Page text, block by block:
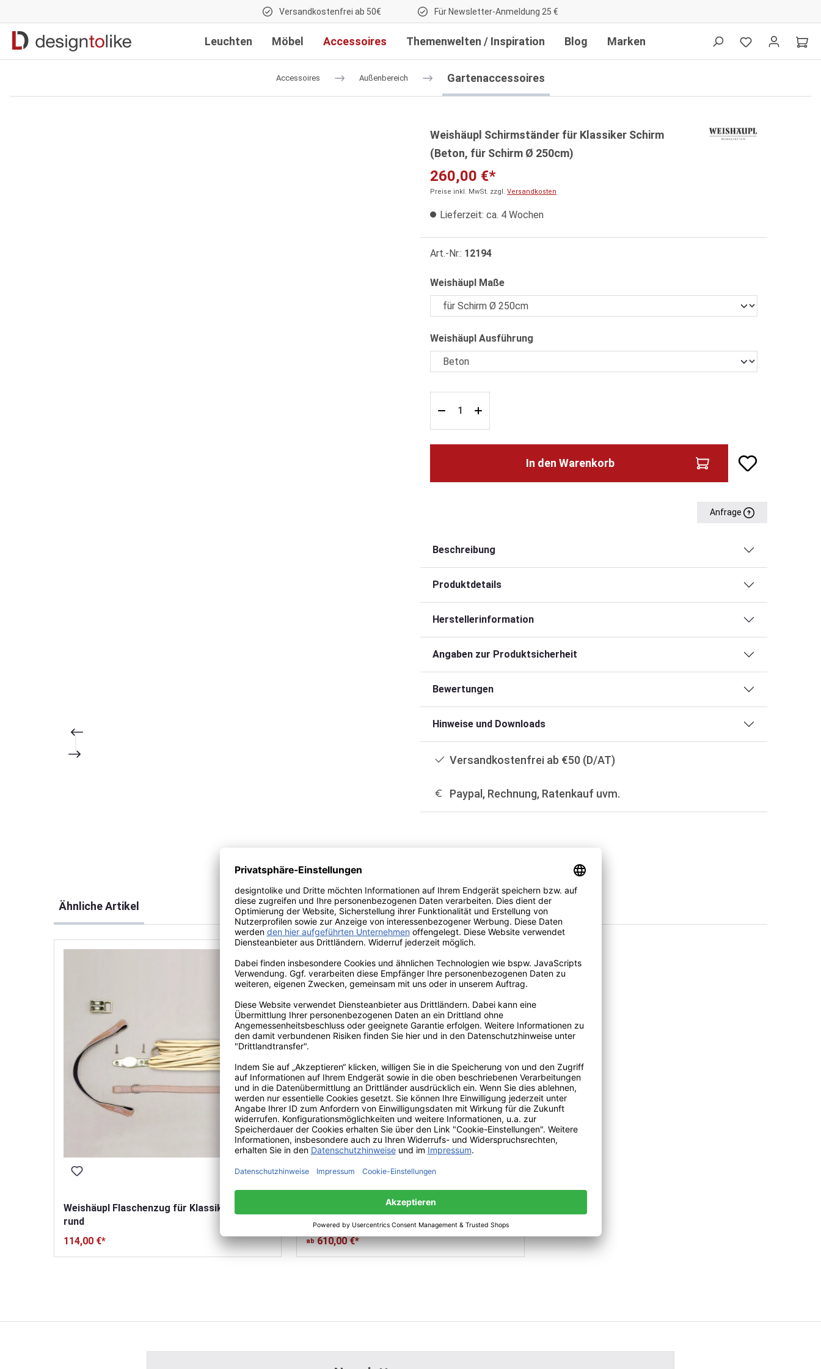
Versandkostenfrei ab 50€ Für Newsletter-Anmeldung 25 €
Leuchten Möbel Accessoires Themenwelten / Inspiration Blog Marken
Accessoires Außenbereich Gartenaccessoires
Weishäupl Schirmständer für Klassiker Schirm
(Beton, für Schirm Ø 250cm)
260,00 €*
Preise inkl. MwSt. zzgl. Versandkosten
Lieferzeit: ca. 4 Wochen
Art.-Nr.: 12194
Weishäupl Maßeauswählen
Weishäupl Ausführung
In den Warenkorb
Anfrage
Beschreibung
Produktdetails
Herstellerinformation
Angaben zur Produktsicherheit
Bewertungen
Hinweise und Downloads
Versandkostenfrei ab €50 (D/AT)
Paypal, Rechnung, Ratenkauf uvm.
Ähnliche Artikel
Weishäupl Flaschenzug für Klassiker Schirm
rund
114,00 €*
Weishäupl Klassiker Schirm quadratisch
ab 610,00 €*